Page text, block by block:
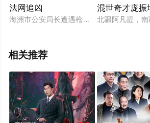
法网追凶
海洲市公安局长遭遇枪击昏迷不醒，原省
混世奇才庞振
北疆阿凡提，
相关推荐